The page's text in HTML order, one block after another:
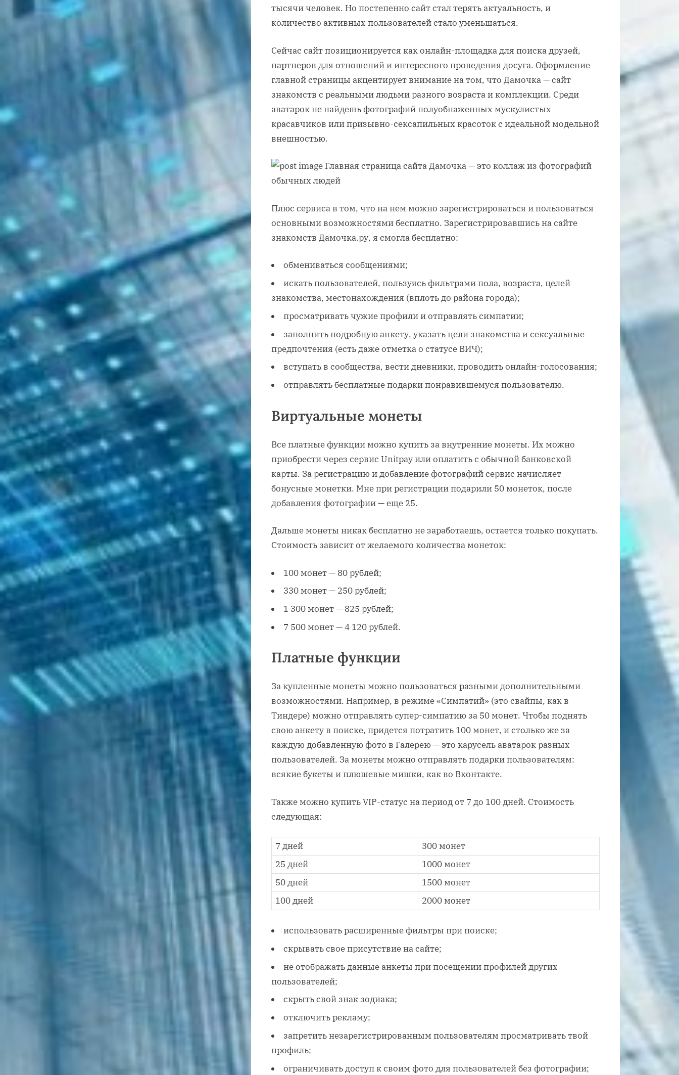
тысячи человек. Но постепенно сайт стал терять актуальность, и
количество активных пользователей стало уменьшаться.
Сейчас сайт позиционируется как онлайн-площадка для поиска друзей,
партнеров для отношений и интересного проведения досуга. Оформление
главной страницы акцентирует внимание на том, что Дамочка — сайт
знакомств с реальными людьми разного возраста и комплекции. Среди
аватарок не найдешь фотографий полуобнаженных мускулистых
красавчиков или призывно-сексапильных красоток с идеальной модельной
внешностью.
Главная страница сайта Дамочка — это коллаж из фотографий
обычных людей
Плюс сервиса в том, что на нем можно зарегистрироваться и пользоваться
основными возможностями бесплатно. Зарегистрировавшись на сайте
знакомств Дамочка.ру, я смогла бесплатно:
обмениваться сообщениями;
искать пользователей, пользуясь фильтрами пола, возраста, целей
знакомства, местонахождения (вплоть до района города);
просматривать чужие профили и отправлять симпатии;
заполнить подробную анкету, указать цели знакомства и сексуальные
предпочтения (есть даже отметка о статусе ВИЧ);
вступать в сообщества, вести дневники, проводить онлайн-голосования;
отправлять бесплатные подарки понравившемуся пользователю.
Виртуальные монеты
Все платные функции можно купить за внутренние монеты. Их можно
приобрести через сервис Unitpay или оплатить с обычной банковской
карты. За регистрацию и добавление фотографий сервис начисляет
бонусные монетки. Мне при регистрации подарили 50 монеток, после
добавления фотографии — еще 25.
Дальше монеты никак бесплатно не заработаешь, остается только покупать.
Стоимость зависит от желаемого количества монеток:
100 монет — 80 рублей;
330 монет — 250 рублей;
1 300 монет — 825 рублей;
7 500 монет — 4 120 рублей.
Платные функции
За купленные монеты можно пользоваться разными дополнительными
возможностями. Например, в режиме «Симпатий» (это свайпы, как в
Тиндере) можно отправлять супер-симпатию за 50 монет. Чтобы поднять
свою анкету в поиске, придется потратить 100 монет, и столько же за
каждую добавленную фото в Галерею — это карусель аватарок разных
пользователей. За монеты можно отправлять подарки пользователям:
всякие букеты и плюшевые мишки, как во Вконтакте.
Также можно купить VIP-статус на период от 7 до 100 дней. Стоимость
следующая:
7 дней
300 монет
25 дней
1000 монет
50 дней
1500 монет
100 дней
2000 монет
использовать расширенные фильтры при поиске;
скрывать свое присутствие на сайте;
не отображать данные анкеты при посещении профилей других
пользователей;
скрыть свой знак зодиака;
отключить рекламу;
запретить незарегистрированным пользователям просматривать твой
профиль;
ограничивать доступ к своим фото для пользователей без фотографии;